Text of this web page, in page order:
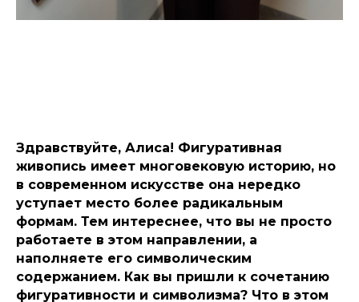
Здравствуйте, Алиса! Фигуративная
живопись имеет многовековую историю, но
в современном искусстве она нередко
уступает место более радикальным
формам. Тем интереснее, что вы не просто
работаете в этом направлении, а
наполняете его символическим
содержанием. Как вы пришли к сочетанию
фигуративности и символизма? Что в этом